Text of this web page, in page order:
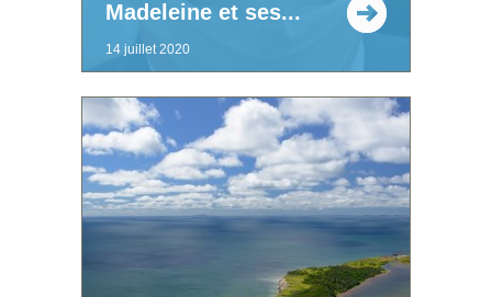
Madeleine et ses...
14 juillet 2020